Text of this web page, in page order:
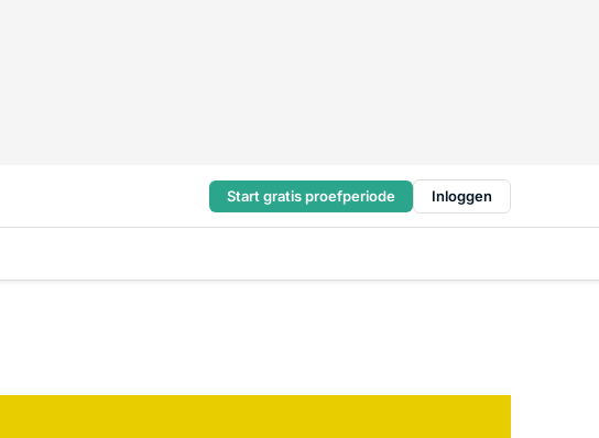
Start gratis proefperiode Inloggen